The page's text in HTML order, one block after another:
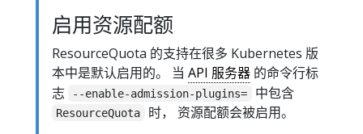
启用资源配额
ResourceQuota 的支持在很多 Kubernetes 版
本中是默认启用的。 当 API 服务器 的命令行标
志
--enable-admission-plugins= 中包含
ResourceQuota
时， 资源配额会被启用。